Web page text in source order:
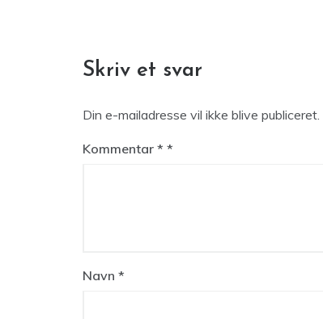
Skriv et svar
Din e-mailadresse vil ikke blive publiceret.
Kommentar *
Navn *